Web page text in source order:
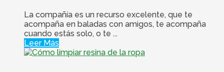
La compañía es un recurso excelente, que te
acompaña en baladas con amigos, te acompaña
cuando estás solo, o te ...
Leer Más